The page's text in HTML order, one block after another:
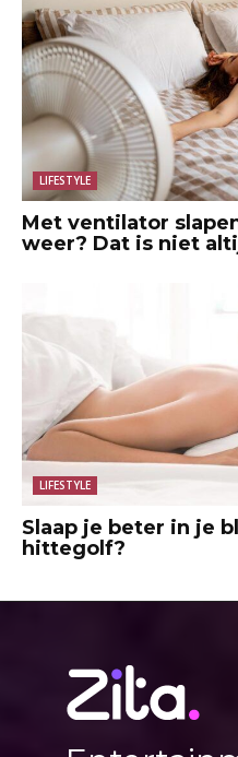
LIFESTYLE
Met ventilator
weer? Dat is niet
LIFESTYLE
Slaap je beter in je
hittegolf?